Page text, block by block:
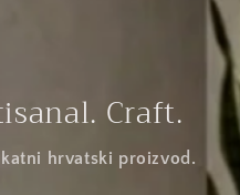
Craft.
hrvatski proizvod.